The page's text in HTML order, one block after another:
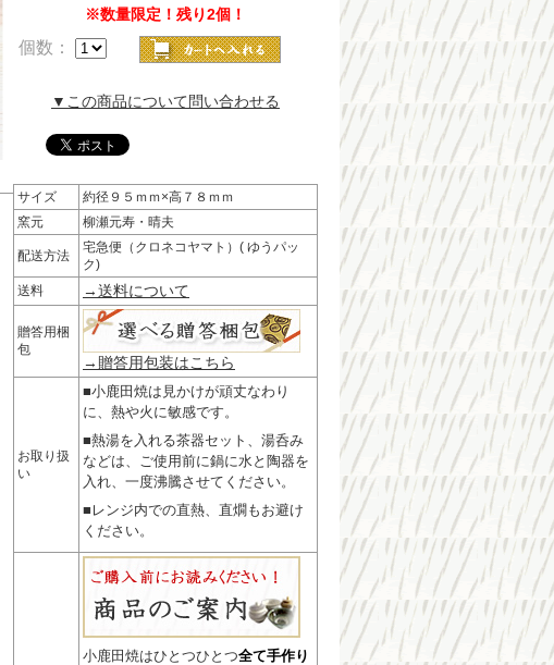
※数量限定！残り2個！
個数：
▼この商品について問い合わせる
サイズ
約径９５ｍｍ×高７８ｍｍ
窯元
柳瀬元寿・晴夫
配送方法
宅急便（クロネコヤマト）( ゆうパッ
ク)
送料
→送料について
贈答用梱
包
→贈答用包装はこちら
お取り扱
い
■小鹿田焼は見かけが頑丈なわり
に、熱や火に敏感です。
■熱湯を入れる茶器セット、湯呑み
などは、ご使用前に鍋に水と陶器を
入れ、一度沸騰させてください。
■レンジ内での直熱、直燗もお避け
ください。
小鹿田焼はひとつひとつ全て手作り